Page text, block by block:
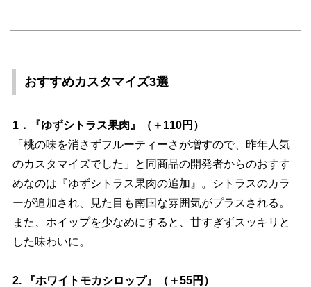
おすすめカスタマイズ3選
1．『ゆずシトラス果肉』（＋110円）
「桃の味を消さずフルーティーさが増すので、昨年人気
のカスタマイズでした」と同商品の開発者からのおすす
めなのは『ゆずシトラス果肉の追加』。シトラスのカラ
ーが追加され、見た目も南国な雰囲気がプラスされる。
また、ホイップを少なめにすると、甘すぎずスッキリと
した味わいに。
2. 『ホワイトモカシロップ』（＋55円）